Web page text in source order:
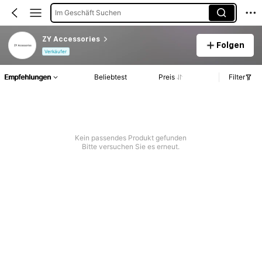
Im Geschäft Suchen
ZY Accessories
Verkäufer
Folgen
Empfehlungen Beliebtest Preis Filter
Kein passendes Produkt gefunden
Bitte versuchen Sie es erneut.